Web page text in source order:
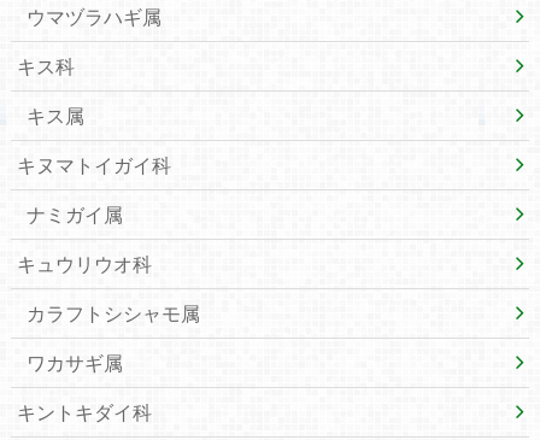
ウマヅラハギ属
キス科
キス属
キヌマトイガイ科
ナミガイ属
キュウリウオ科
カラフトシシャモ属
ワカサギ属
キントキダイ科